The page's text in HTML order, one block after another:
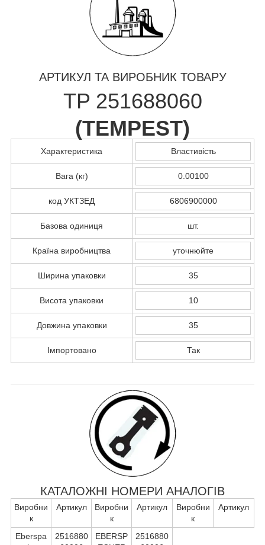
АРТИКУЛ ТА ВИРОБНИК ТОВАРУ
TP 251688060
(TEMPEST)
Характеристика Властивість
Вага (кг) 0.00100
код УКТЗЕД 6806900000
Базова одиниця шт.
Країна виробництва уточнюйте
Ширина упаковки 35
Висота упаковки 10
Довжина упаковки 35
Імпортовано Так
КАТАЛОЖНІ НОМЕРИ АНАЛОГІВ
Виробни
к
Артикул
Виробни
к
Артикул
Виробни
к
Артикул
Eberspa
2516880
EBERSP
2516880